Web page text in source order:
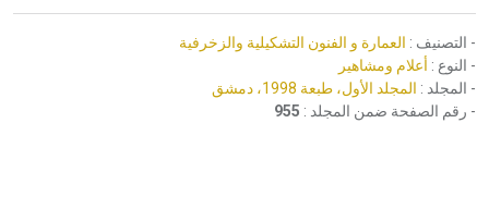
- التصنيف : العمارة و الفنون التشكيلية والزخرفية
- النوع : أعلام ومشاهير
- المجلد : المجلد الأول، طبعة 1998، دمشق
- رقم الصفحة ضمن المجلد : 955